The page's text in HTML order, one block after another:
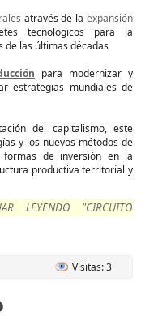
através de laexpansión
tecnológicos para la
de las últimas décadas
para modernizar y
estrategias mundiales de
del capitalismo, este
y los nuevos métodos de
formas de inversión en la
productiva territorial y
LEYENDO "CIRCUITO
Visitas: 3